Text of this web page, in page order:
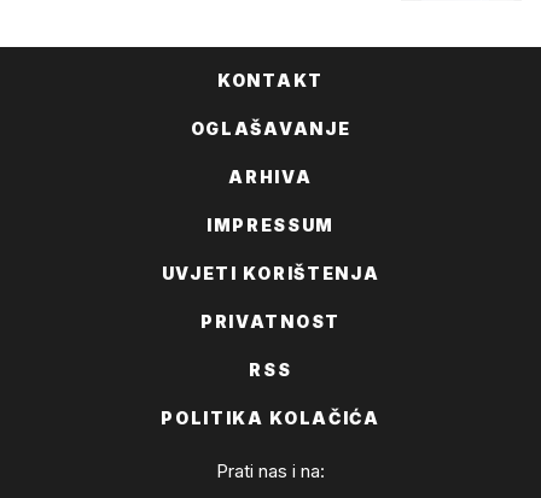
KONTAKT
OGLAŠAVANJE
ARHIVA
IMPRESSUM
UVJETI KORIŠTENJA
PRIVATNOST
RSS
POLITIKA KOLAČIĆA
Prati nas i na: